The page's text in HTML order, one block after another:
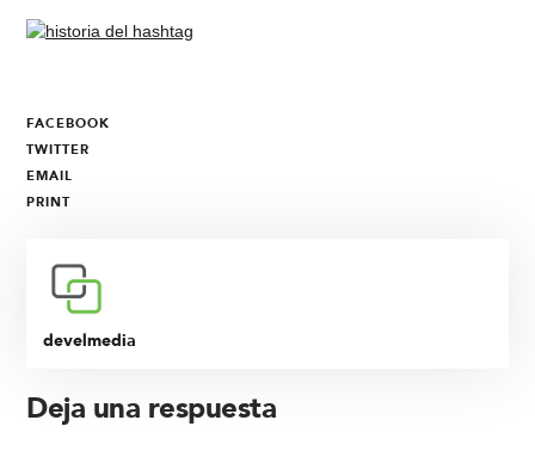
FACEBOOK
TWITTER
EMAIL
PRINT
develmedia
Deja una respuesta